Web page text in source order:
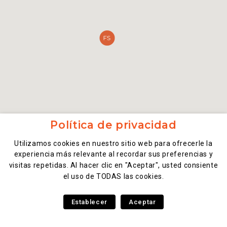
Política de privacidad
Utilizamos cookies en nuestro sitio web para ofrecerle la
experiencia más relevante al recordar sus preferencias y
visitas repetidas. Al hacer clic en "Aceptar", usted consiente
el uso de TODAS las cookies.
Establecer Aceptar